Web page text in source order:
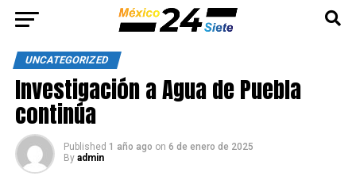
UNCATEGORIZED
Investigación a Agua de Puebla
continúa
Published 1 año ago on 6 de enero de 2025
By admin